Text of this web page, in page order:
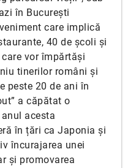
în București
care implică
40 de școli și
vor împărtăși
tinerilor români și
peste 20 de ani în
a căpătat o
acesta
în țări ca Japonia și
încurajarea unei
și promovarea